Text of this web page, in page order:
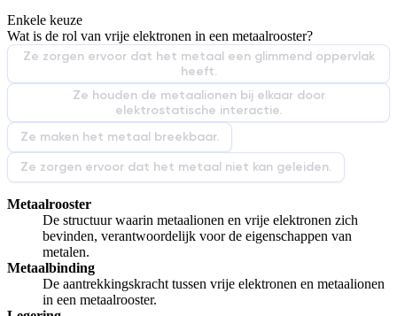
De uitleg gaat te langzaam
Afspelen werkte niet
Iets anders
Enkele keuze
Wat is de rol van vrije elektronen in een metaalrooster?
Ze zorgen ervoor dat het metaal een glimmend oppervlak
heeft.
Ze houden de metaalionen bij elkaar door
elektrostatische interactie.
Ze maken het metaal breekbaar.
Ze zorgen ervoor dat het metaal niet kan geleiden.
Metaalrooster
De structuur waarin metaalionen en vrije elektronen zich
bevinden, verantwoordelijk voor de eigenschappen van
metalen.
Metaalbinding
De aantrekkingskracht tussen vrije elektronen en metaalionen
in een metaalrooster.